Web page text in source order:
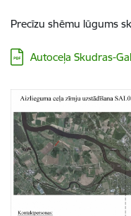
Precīzu shēmu lūgums
Lejupielādēt:
Autoceļa Skudras-